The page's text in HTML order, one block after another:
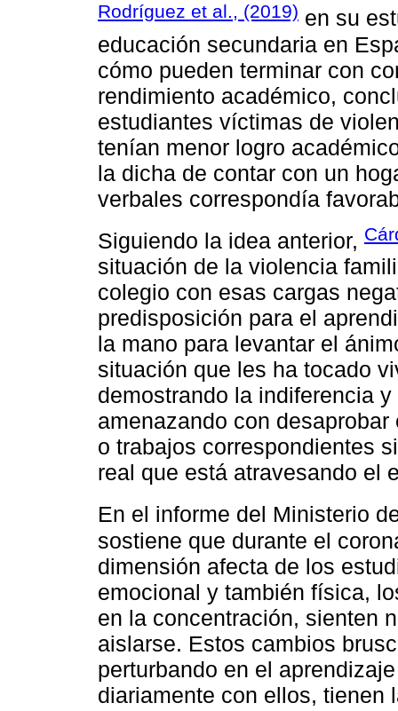
Rodríguez et al., (2019) en su
educación secundaria en
cómo pueden terminar con
rendimiento académico,
estudiantes víctimas de
tenían menor logro
la dicha de contar con un
verbales correspondía
Siguiendo la idea anterior,
situación de la violencia
colegio con esas cargas
predisposición para el
la mano para levantar el
situación que les ha tocado
demostrando la indiferencia
amenazando con
o trabajos correspondientes
real que está atravesando el
En el informe del Ministerio
sostiene que durante el
dimensión afecta de los
emocional y también física,
en la concentración, sienten
aislarse. Estos cambios
perturbando en el
diariamente con ellos, tienen